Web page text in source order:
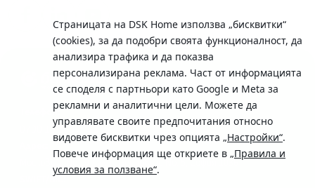
Страницата на DSK Home използва „бисквитки“
(cookies), за да подобри своята функционалност, да
анализира трафика и да показва
персонализирана реклама. Част от информацията
се споделя с партньори като Google и Meta за
рекламни и аналитични цели. Можете да
управлявате своите предпочитания относно
видовете бисквитки чрез опцията „Настройки“.
Повече информация ще откриете в „Правила и
условия за ползване“.
Телефон:
0700 10 375 / *2375
Московска No.19 / ул. Г. Бенковски No. 5, София 1036
SWIFT/BIC: